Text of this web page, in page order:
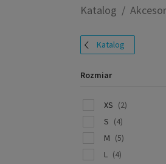
Katalog
Katalog
Rozmiar
XS (2)
S (4)
M (5)
L (4)